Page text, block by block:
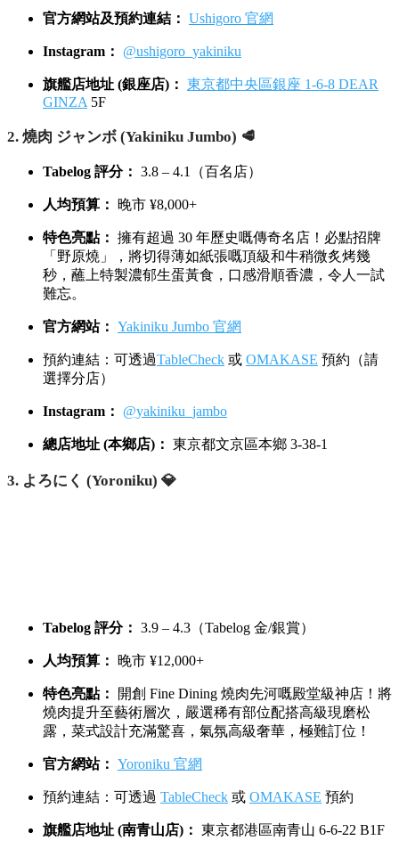
官方網站及預約連結： Ushigoro 官網
Instagram： @ushigoro_yakiniku
旗艦店地址 (銀座店)： 東京都中央區銀座 1-6-8 DEAR
GINZA5F
2. 燒肉 ジャンボ (Yakiniku Jumbo) 🥩
Tabelog 評分： 3.8 – 4.1（百名店）
人均預算： 晚市 ¥8,000+
特色亮點： 擁有超過 30 年歷史嘅傳奇名店！必點招牌
「野原燒」，將切得薄如紙張嘅頂級和牛稍微炙烤幾
秒，蘸上特製濃郁生蛋黃食，口感滑順香濃，令人一試
難忘。
官方網站： Yakiniku Jumbo 官網
預約連結：可透過TableCheck 或 OMAKASE 預約（請
選擇分店）
Instagram： @yakiniku_jambo
總店地址 (本鄉店)： 東京都文京區本鄉 3-38-1
3. よろにく (Yoroniku) 💎
Tabelog 評分： 3.9 – 4.3（Tabelog 金/銀賞）
人均預算： 晚市 ¥12,000+
特色亮點：
開創 Fine Dining 燒肉先河嘅殿堂級神店！將
燒肉提升至藝術層次，嚴選稀有部位配搭高級現磨松
露，菜式設計充滿驚喜，氣氛高級奢華，極難訂位！
官方網站： Yoroniku 官網
預約連結：可透過 TableCheck 或 OMAKASE 預約
旗艦店地址 (南青山店)： 東京都港區南青山 6-6-22 B1F